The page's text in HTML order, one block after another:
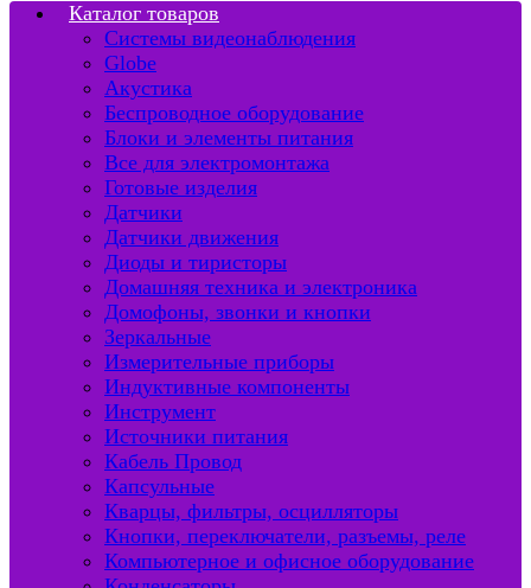
Каталог товаров
Системы видеонаблюдения
Globe
Акустика
Беспроводное оборудование
Блоки и элементы питания
Все для электромонтажа
Готовые изделия
Датчики
Датчики движения
Диоды и тиристоры
Домашняя техника и электроника
Домофоны, звонки и кнопки
Зеркальные
Измерительные приборы
Индуктивные компоненты
Инструмент
Источники питания
Кабель Провод
Капсульные
Кварцы, фильтры, осцилляторы
Кнопки, переключатели, разъемы, реле
Компьютерное и офисное оборудование